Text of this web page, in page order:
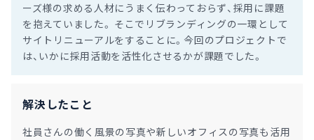
ーズ様の求める人材にうまく伝わっておらず、採用に課題
を抱えていました。 そこでリブランディングの一環として
サイトリニューアルをすることに。今回のプロジェクトで
は、いかに採用活動を活性化させるかが課題でした。
解決したこと
社員さんの働く風景の写真や新しいオフィスの写真も活用